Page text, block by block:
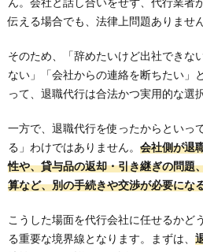
伝える場合でも、法律上問題ありません
そのため、「辞めたいけど出社できな
ない」「会社からの連絡を断ちたい」
って、退職代行は合法かつ実用的な選
一方で、退職代行を使ったからといっ
る」わけではありません。 会社側が退
性や、貸与品の返却・引き継ぎの問題
算など、別の手続きや交渉が必要にな
こうした場面を代行会社に任せるかど
る重要な境界線となります。まずは、